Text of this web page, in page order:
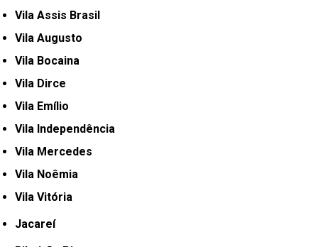
Vila Assis Brasil
Vila Augusto
Vila Bocaina
Vila Dirce
Vila Emílio
Vila Independência
Vila Mercedes
Vila Noêmia
Vila Vitória
Jacareí